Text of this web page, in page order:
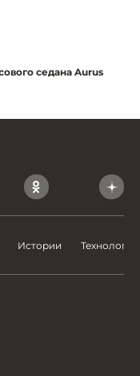
седана Aurus
Истории Технологии